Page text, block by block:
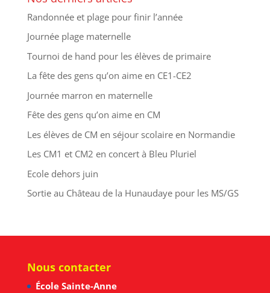
Randonnée et plage pour finir l’année
Journée plage maternelle
Tournoi de hand pour les élèves de primaire
La fête des gens qu’on aime en CE1-CE2
Journée marron en maternelle
Fête des gens qu’on aime en CM
Les élèves de CM en séjour scolaire en Normandie
Les CM1 et CM2 en concert à Bleu Pluriel
Ecole dehors juin
Sortie au Château de la Hunaudaye pour les MS/GS
Nous contacter
École Sainte-Anne